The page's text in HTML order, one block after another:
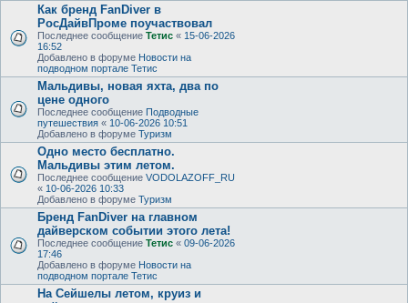
Как бренд FanDiver в
РосДайвПроме поучаствовал
Последнее сообщение Тетис « 15-06-2026
16:52
Добавлено в форуме Новости на
подводном портале Тетис
Мальдивы, новая яхта, два по
цене одного
Последнее сообщение Подводные
путешествия « 10-06-2026 10:51
Добавлено в форуме Туризм
Одно место бесплатно.
Мальдивы этим летом.
Последнее сообщение VODOLAZOFF_RU
« 10-06-2026 10:33
Добавлено в форуме Туризм
Бренд FanDiver на главном
дайверском событии этого лета!
Последнее сообщение Тетис « 09-06-2026
17:46
Добавлено в форуме Новости на
подводном портале Тетис
На Сейшелы летом, круиз и